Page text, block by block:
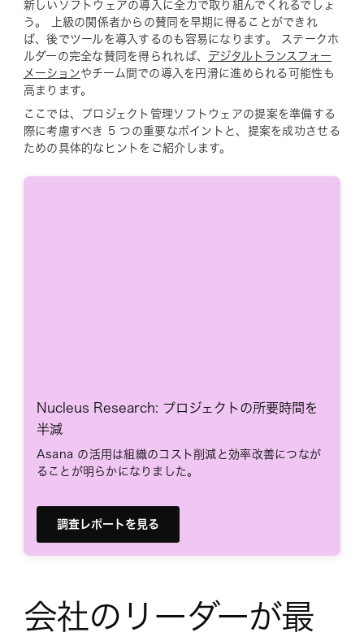
新しいソフトウェアの導入に全力で取り組んでくれるでしょ
う。 上級の関係者からの賛同を早期に得ることができれ
ば、後でツールを導入するのも容易になります。 ステークホ
ルダーの完全な賛同を得られれば、 デジタルトランスフォー
メーションやチーム間での導入を円滑に進められる可能性も
高まります。
ここでは、プロジェクト管理ソフトウェアの提案を準備する
際に考慮すべき 5 つの重要なポイントと、提案を成功させる
ための具体的なヒントをご紹介します。
Nucleus Research: プロジェクトの所要時間を
半減
Asana の活用は組織のコスト削減と効率改善につなが
ることが明らかになりました。
調査レポートを見る
会社のリーダーが最